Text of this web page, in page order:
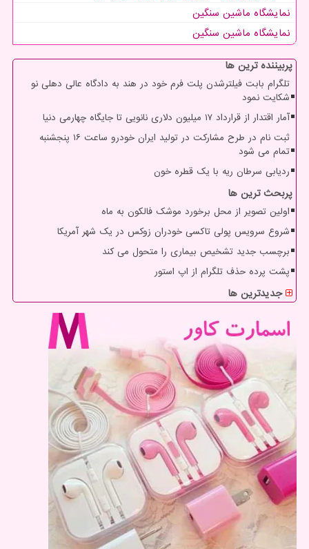
نمایشگاه ماشین سنگین
نمایشگاه ماشین سنگین
پربیننده ترین ها
تلگرام بابت فیلترشدن پلت فرم خود در هند به دادگاه عالی دهلی نو
شکایت نمود
آمار اقتدار از قرارداد ۱۷ میلیون دلاری نانویی تا جایگاه چهارمی دنیا
ثبت نام در طرح مشارکت در تولید ایران خودرو ساعت ۱۶ پنجشنبه
تمام می شود
ردیابی سرطان ریه با یک قطره خون
پربحث ترین ها
اولین تصویر از محل برخورد موشک فالکون به ماه
شروع سرویس پولی تاکسی خودران زوکس در یک شهر آمریکا
برچسب جدید تشخیص بیماری را متحول می کند
پشت پرده حذف تلگرام از اپ استور
جدیدترین ها